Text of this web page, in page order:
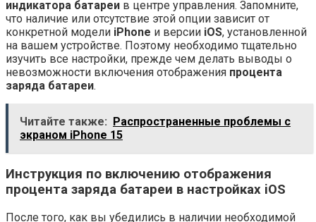
индикатора батареи в центре управления. Запомните,
что наличие или отсутствие этой опции зависит от
конкретной модели iPhone и версии iOS, установленной
на вашем устройстве. Поэтому необходимо тщательно
изучить все настройки, прежде чем делать выводы о
невозможности включения отображения процента
заряда батареи.
Читайте также:
Распространенные проблемы с
экраном iPhone 15
Инструкция по включению отображения
процента заряда батареи в настройках iOS
После того, как вы убедились в наличии необходимой